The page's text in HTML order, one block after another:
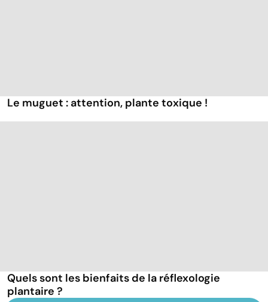
Le muguet : attention, plante toxique !
Quels sont les bienfaits de la réflexologie
plantaire ?